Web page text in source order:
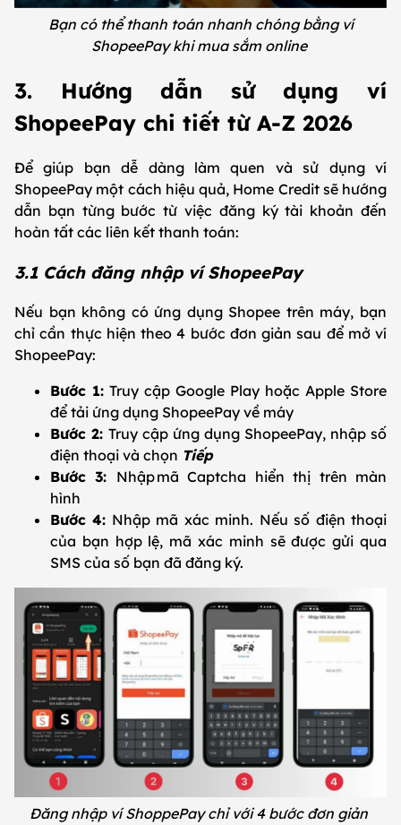
Bạn có thể thanh toán nhanh chóng bằng ví
ShopeePay khi mua sắm online
3. Hướng dẫn sử dụng ví
ShopeePay chi tiết từ A-Z 2026
Để giúp bạn dễ dàng làm quen và sử dụng ví
ShopeePay một cách hiệu quả, Home Credit sẽ hướng
dẫn bạn từng bước từ việc đăng ký tài khoản đến
hoàn tất các liên kết thanh toán:
3.1 Cách đăng nhập ví ShopeePay
Nếu bạn không có ứng dụng Shopee trên máy, bạn
chỉ cần thực hiện theo 4 bước đơn giản sau để mở ví
ShopeePay:
Bước 1: Truy cập Google Play hoặc Apple Store
để tải ứng dụng ShopeePay về máy
Bước 2: Truy cập ứng dụng ShopeePay, nhập số
điện thoại và chọn Tiếp
Bước 3: Nhập mã Captcha hiển thị trên màn
hình
Bước 4: Nhập mã xác minh. Nếu số điện thoại
của bạn hợp lệ, mã xác minh sẽ được gửi qua
SMS của số bạn đã đăng ký.
Đăng nhập ví ShoppePay chỉ với 4 bước đơn giản